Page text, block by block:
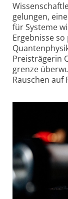
gelungen,
für Systeme
Ergebnisse
Preisträgerin
grenze
Rauschen auf